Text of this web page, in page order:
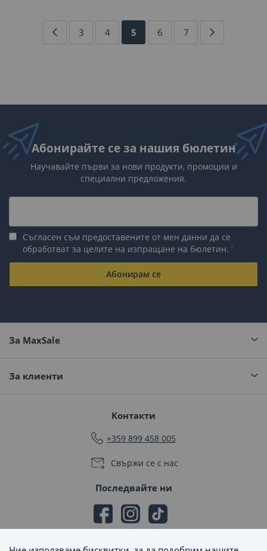
Страница Страница
НазадСтраница
3 Страница
4
В
5 Страница
6 Страница
7
Абонирайте се за нашия бюлетин
Научавайте първи за нови продукти, промоции и
специални предложения.
Съгласен съм предоставените от мен данни да се
обработват за целите на изпращане на бюлетин.
Абонирам се
За MaxSale
За клиенти
Контакти
+359 899 458 005
Свържи се с нас
Последвайте ни